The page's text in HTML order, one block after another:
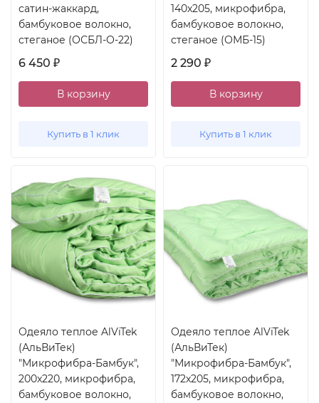
сатин-жаккард,
бамбуковое волокно,
стеганое (ОСБЛ-О-22)
6 450 ₽
В корзину
Купить в 1 клик
140x205, микрофибра,
бамбуковое волокно,
стеганое (ОМБ-15)
2 290 ₽
В корзину
Купить в 1 клик
Одеяло теплое AlViTek
(АльВиТек)
"Микрофибра-Бамбук",
200x220, микрофибра,
бамбуковое волокно,
Одеяло теплое AlViTek
(АльВиТек)
"Микрофибра-Бамбук",
172x205, микрофибра,
бамбуковое волокно,